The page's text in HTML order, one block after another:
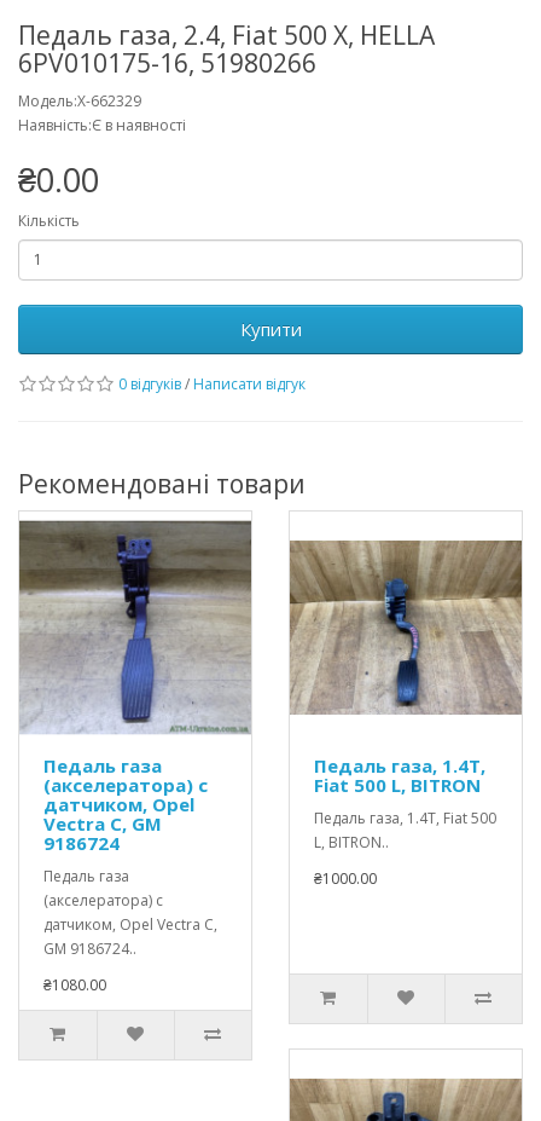
Педаль газа, 2.4, Fiat 500 X, HELLA
6PV010175-16, 51980266
Модель:X-662329
Наявність:Є в наявності
₴0.00
Кількість
Купити
0 відгуків/ Написати відгук
Рекомендовані товари
Педаль газа
(акселератора) с
датчиком, Opel
Vectra C, GM
9186724
Педаль газа
(акселератора) с
датчиком, Opel Vectra C,
GM 9186724..
₴1080.00
Педаль газа, 1.4T,
Fiat 500 L, BITRON
Педаль газа, 1.4T, Fiat 500
L, BITRON..
₴1000.00